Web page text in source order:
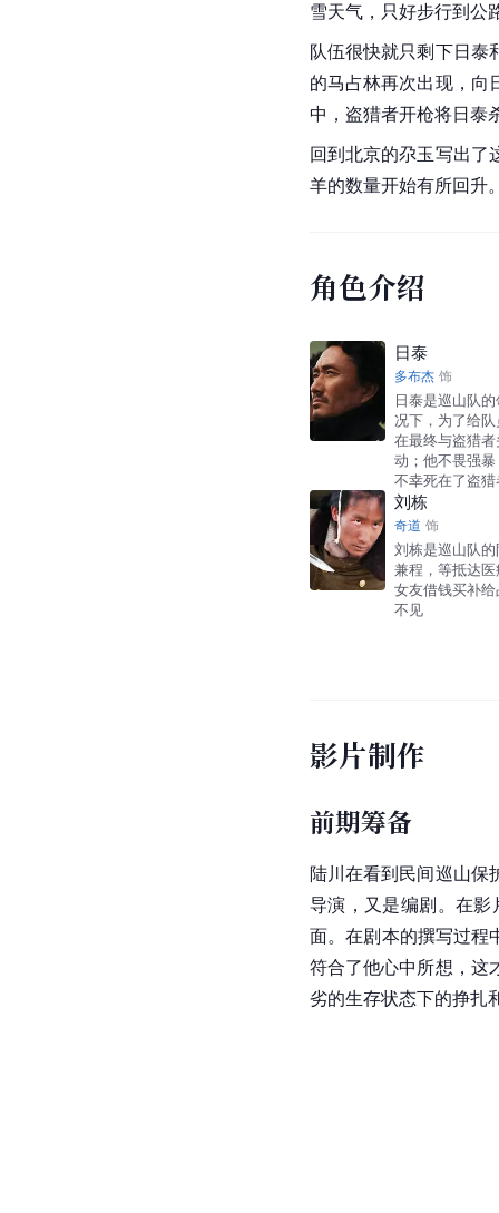
雪天气，只好步行到公
队伍很快就只剩下日泰
的马占林再次出现，向
中，盗猎者开枪将日泰
回到北京的尕玉写出了
羊的数量开始有所回升
角色介绍
日泰
多布杰 饰
日泰是巡山队
况下，为了给
在最终与盗猎
动；他不畏强
不幸死在了盗
刘栋
奇道 饰
刘栋是巡山队
兼程，等抵达
女友借钱买补
不见
影片制作
前期筹备
陆川在看到民间巡山保
导演，又是编剧。在
面。在剧本的撰写过程
符合了他心中所想，这
劣的生存状态下的挣扎